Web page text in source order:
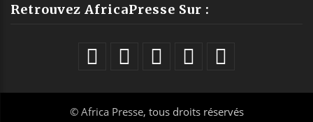
Retrouvez AfricaPresse Sur :
© Africa Presse, tous droits réservés